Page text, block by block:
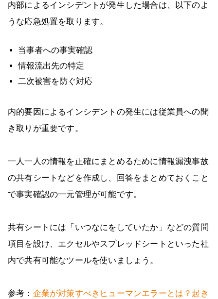
内部によるインシデントが発生した場合は、以下のよ
うな応急処置を取ります。
当事者への事実確認
情報流出先の特定
二次被害を防ぐ対応
内的要因によるインシデントの発生には従業員への聞
き取りが重要です。
一人一人の情報を正確にまとめるために情報漏洩事故
の共有シートなどを作成し、回答をまとめておくこと
で事実確認の一元管理が可能です。
共有シートには「いつなにをしていたか」などの質問
項目を設け、エクセルやスプレッドシートといった社
内で共有可能なツールを使いましょう。
参考： 企業が対策すべきヒューマンエラーとは？起き